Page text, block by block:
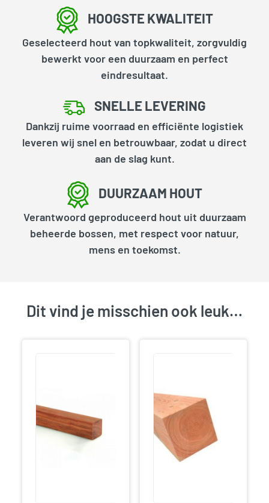
HOOGSTE KWALITEIT
Geselecteerd hout van topkwaliteit, zorgvuldig
bewerkt voor een duurzaam en perfect
eindresultaat.
SNELLE LEVERING
Dankzij ruime voorraad en efficiënte logistiek
leveren wij snel en betrouwbaar, zodat u direct
aan de slag kunt.
DUURZAAM HOUT
Verantwoord geproduceerd hout uit duurzaam
beheerde bossen, met respect voor natuur,
mens en toekomst.
Dit vind je misschien ook leuk…